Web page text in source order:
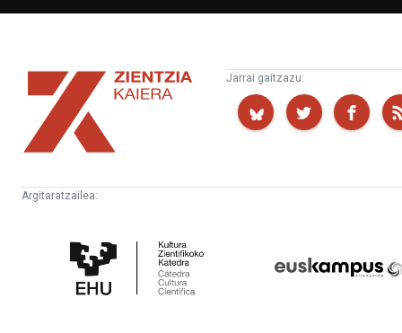
Zientzia
Kaiera
Jarrai gaitzazu:
Argitaratzailea:
Zientifikoko
Katedra